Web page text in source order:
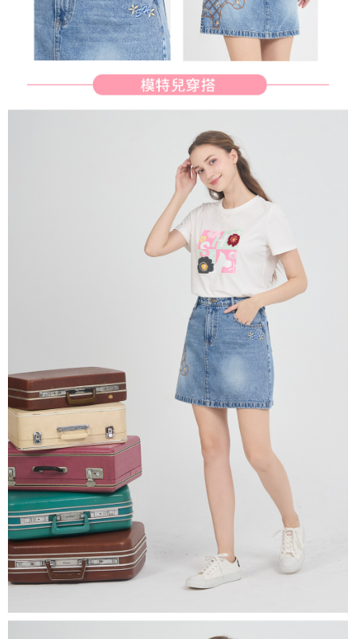
時審查核予不同之上限額度；若仍有額度不足之情形，本公司將視審查結果
請求用戶進行身份認證。
５．嚴禁一人註冊多個帳號或使用他人資訊註冊。若發現惡意使用之情形，
恩沛科技股份有限公司將有權停止該用戶之使用額度並採取法律行動。
離島宅配
免運費